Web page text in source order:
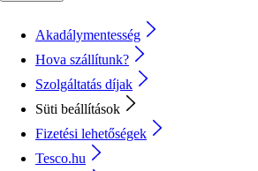
Akadálymentesség
Hova szállítunk?
Szolgáltatás díjak
Süti beállítások
Fizetési lehetőségek
Tesco.hu